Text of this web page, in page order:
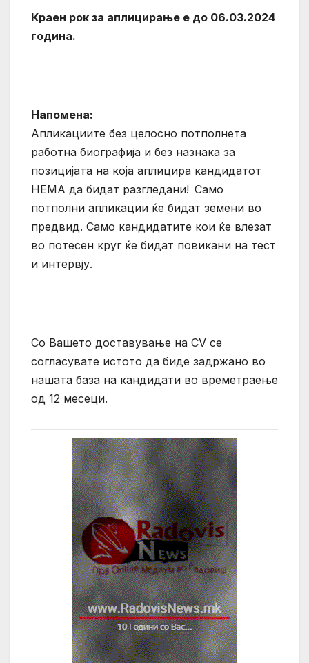
Краен рок за аплицирање е до 06.03.2024
година.
Напомена:
Апликациите без целосно потполнета
работна биографија и без назнака за
позицијата на која аплицира кандидатот
НЕМА да бидат разгледани! Само
потполни апликации ќе бидат земени во
предвид. Само кандидатите кои ќе влезат
во потесен круг ќе бидат повикани на тест
и интервју.
Со Вашето доставување на CV се
согласувате истото да биде задржано во
нашата база на кандидати во времетраење
од 12 месеци.